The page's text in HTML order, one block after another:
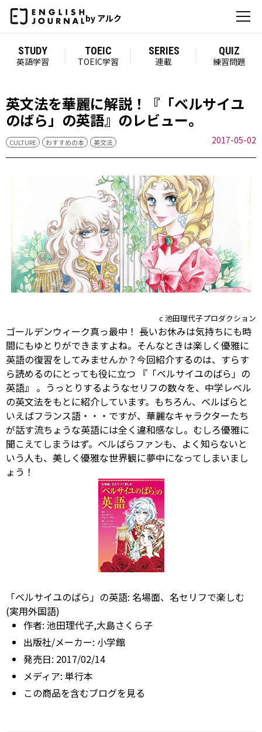
by アルク
STUDY
英語学習
TOEIC
TOEIC学習
SERIES
連載
QUIZ
練習問題
英文法を華麗に解説！『「ベルサイユ
のばら」の英語』のレビュー。
CULTURE おすすめの本 英文法 2017-05-02
c 池田理代子プロダクション
ゴールデンウィーク真っ最中！ 長いお休みは気持ちにも時
間にもゆとりができますよね。そんなときは楽しく優雅に
英語の復習をしてみませんか？今回紹介するのは、すらす
ら読めるのにとっても役に立つ 『「ベルサイユのばら」の
英語』 。うっとりするようなセリフの数々を、中学レベル
の英文法をもとに紹介しています。もちろん、ベルばらと
いえばフランス語・・・ですが、華麗なキャラクターたち
が話す流ちょうな英語には全く違和感なし。むしろ優雅に
聞こえてしまうはず。ベルばらファンも、よく知らないと
いう人も、美しく優雅な世界観に夢中になってしまいまし
ょう！
「ベルサイユのばら」の英語: 名場面、名セリフで楽しむ
(実用外国語)
作者: 池田理代子,大島さくら子
出版社/メーカー: 小学館
発売日: 2017/02/14
メディア: 単行本
この商品を含むブログを見る